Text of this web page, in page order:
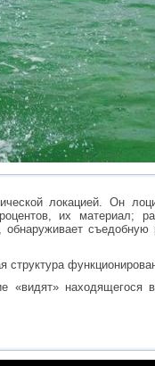
локацией. Он
их материал;
съедобную
структура
«видят» находящегося